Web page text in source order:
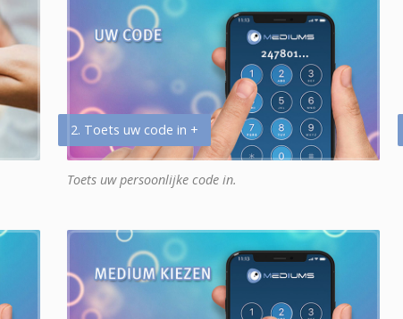
2. Toets uw code in +
Toets uw persoonlijke code in.